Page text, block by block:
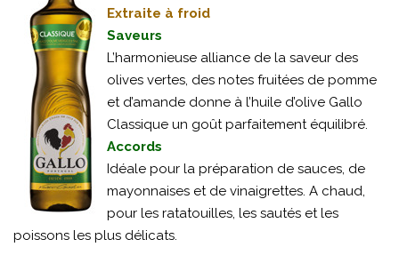
Extraite à froid
Saveurs
L’harmonieuse alliance de la saveur des
olives vertes, des notes fruitées de pomme
et d’amande donne à l’huile d’olive Gallo
Classique un goût parfaitement équilibré.
Accords
Idéale pour la préparation de sauces, de
mayonnaises et de vinaigrettes. A chaud,
pour les ratatouilles, les sautés et les
poissons les plus délicats.